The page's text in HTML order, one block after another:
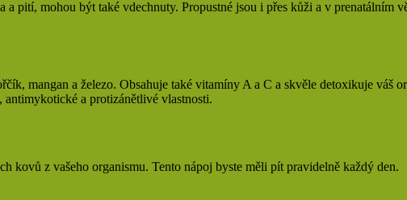
pití, mohou být také vdechnuty. Propustné jsou i přes kůži a v prenatálním
mangan a železo. Obsahuje také vitamíny A a C a skvěle detoxikuje váš
a protizánětlivé vlastnosti.
kovů z vašeho organismu. Tento nápoj byste měli pít pravidelně každý den.